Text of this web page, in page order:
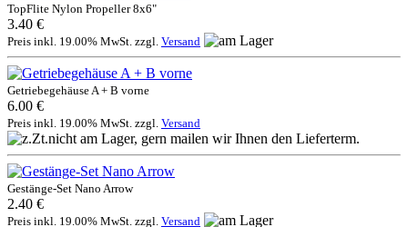
TopFlite Nylon Propeller 8x6"
3.40 €
Preis inkl. 19.00% MwSt. zzgl. Versand
Getriebegehäuse A + B vorne
6.00 €
Preis inkl. 19.00% MwSt. zzgl. Versand
Gestänge-Set Nano Arrow
2.40 €
Preis inkl. 19.00% MwSt. zzgl. Versand